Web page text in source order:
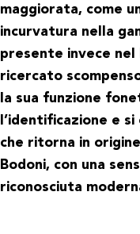
maggiorata, come
incurvatura nella
presente invece nel
ricercato
la sua funzione
l’identificazione e
che ritorna in
Bodoni, con una
riconosciuta